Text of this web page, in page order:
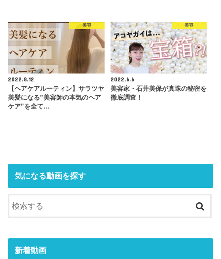
美容
2022.8.12
【ヘアケアルーティン】サラツヤ
美髪になる”美容師の本気のヘア
ケア”を全て…
美容
2022.6.6
美容家・石井美保が真珠の秘密を
徹底調査！
気になる動画を探す
新着動画